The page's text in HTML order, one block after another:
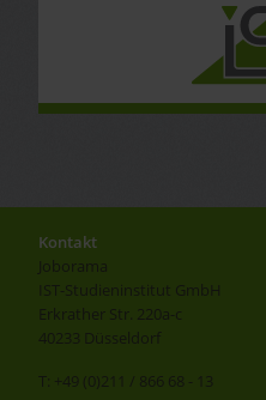
Kontakt
Joborama
IST-Studieninstitut GmbH
Erkrather Str. 220a-c
40233 Düsseldorf
T: +49 (0)211 / 866 68 - 13